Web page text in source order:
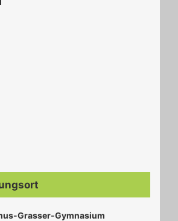
Grasser-Gymnasium